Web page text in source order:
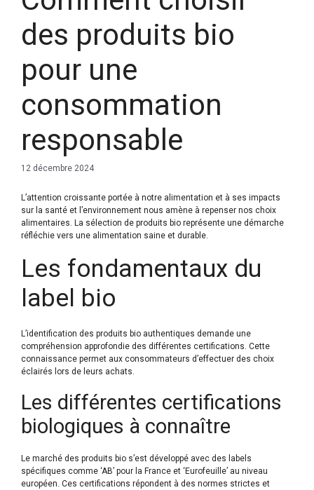
des produits bio
pour une
consommation
responsable
12 décembre 2024
L’attention croissante portée à notre alimentation et à ses impacts
sur la santé et l’environnement nous amène à repenser nos choix
alimentaires. La sélection de produits bio représente une démarche
réfléchie vers une alimentation saine et durable.
Les fondamentaux du
label bio
L’identification des produits bio authentiques demande une
compréhension approfondie des différentes certifications. Cette
connaissance permet aux consommateurs d’effectuer des choix
éclairés lors de leurs achats.
Les différentes certifications
biologiques à connaître
Le marché des produits bio s’est développé avec des labels
spécifiques comme ‘AB’ pour la France et ‘Eurofeuille’ au niveau
européen. Ces certifications répondent à des normes strictes et